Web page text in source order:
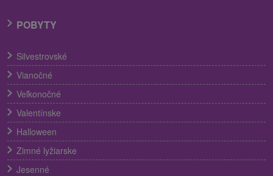
POBYTY
Silvestrovské
Vianočné
Veľkonočné
Valentínske
Halloween
Zimné lyžiarske
Jesenné